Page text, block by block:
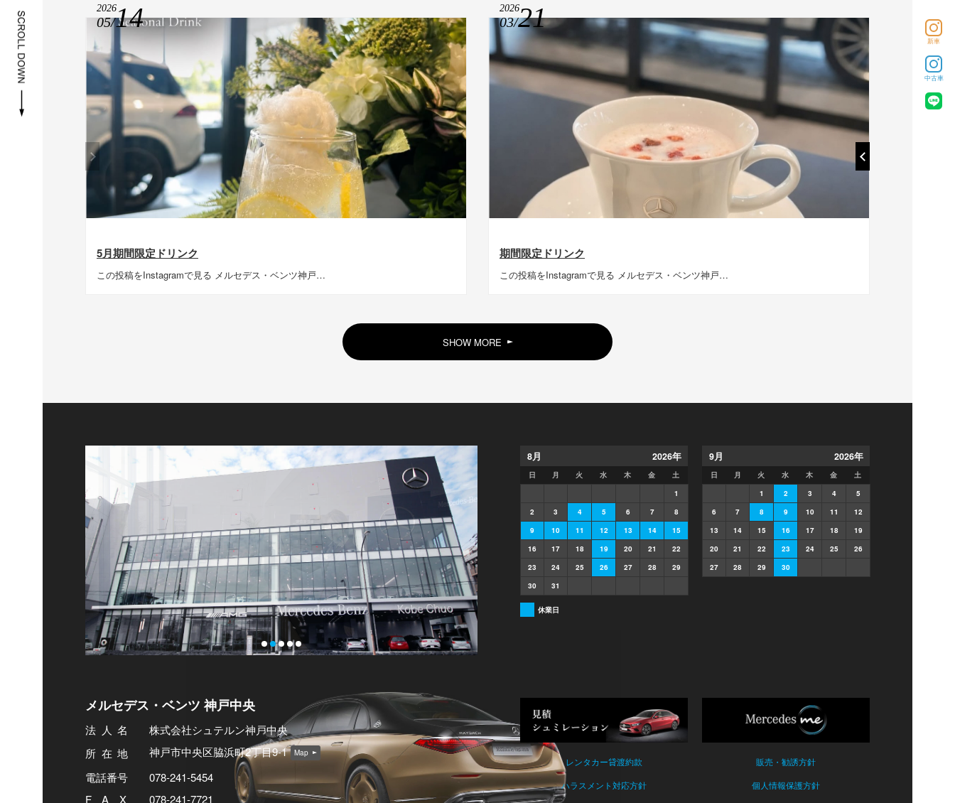
2026
05/14
5月期間限定ドリンク
この投稿をInstagramで見る メルセデス・ベンツ神戸…
2026
03/21
期間限定ドリンク
この投稿をInstagramで見る メルセデス・ベンツ神戸…
06
SHOW MORE
8月 2026年
日 月 火 水 木 金
土
1
2
3 4 5 6 7
8
9
10 11 12 13 14
15
16
17 18 19 20 21
22
23
24 25 26 27 28
29
30
31
9月 2026年
日 月 火 水 木 金
土
1
2 3 4
5
6
7 8 9 10 11
12
13
14 15 16 17 18
19
20
21 22 23 24 25
26
27
28 29 30
休業日
メルセデス・ベンツ 神戸中央
法人 名
株式会社シュテルン神戸中央
所在 地 神戸市中央区脇浜町2丁目9-1 Map
電話番号
078-241-5454
FA X 078-241-7721
レンタカー貸渡約款
販売・勧誘方針
ハラスメント対応方針
個人情報保護方針
新車
中古車